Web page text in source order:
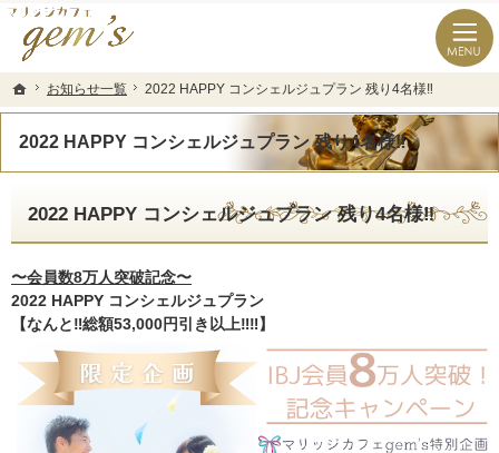
ホーム
お知らせ一覧 2022 HAPPY コンシェルジュプラン 残り4名様‼️
2022 HAPPY コンシェルジュプラン 残り4名様‼️
長崎県の婚活なら結婚相談所のマリッジカフェgem’ｓ（ジェムズ）
長崎県長崎市の結婚相談所マリッジカフェgem's(ジェムズ)
2022 HAPPY コンシェルジュプラン 残り4名様‼️
〜会員数8万人突破記念〜
2022 HAPPY コンシェルジュプラン
【なんと‼️総額53,000円引き以上‼️‼️】
ホーム
お知らせ一覧 2022 HAPPY コンシェルジュプラン 残り4名様‼️